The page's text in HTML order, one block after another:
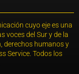
cuyo eje es una
voces del Sur y de la
derechos humanos y
Service. Todos los